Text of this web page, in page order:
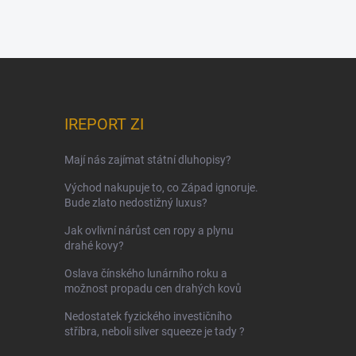
IREPORT ZI
Mají nás zajímat státní dluhopisy?
Východ nakupuje to, co Západ ignoruje.
Bude zlato nedostižný luxus?
Jak ovlivní nárůst cen ropy a plynu
drahé kovy?
Oslava čínského lunárního roku a
možnost propadu cen drahých kovů
Nedostatek fyzického investičního
stříbra, neboli silver squeeze je tady ?